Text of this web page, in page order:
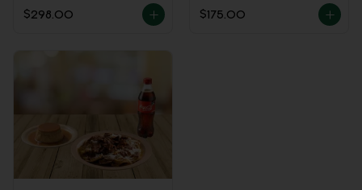
$298.00
NARANJA
$175.00